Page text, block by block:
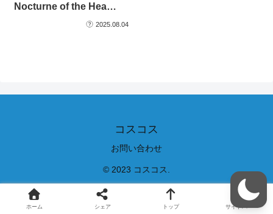
Nocturne of the Hea…
2025.08.04
コスコス
お問い合わせ
© 2023 コスコス.
ホーム シェア トップ サイドバー